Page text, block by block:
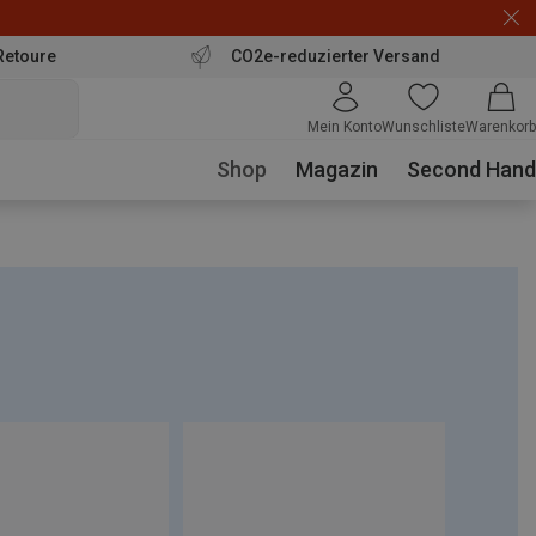
CO2e-reduzierter Versand
Mein KontoWunschlisteWarenkorb
Shop Magazin Second Hand